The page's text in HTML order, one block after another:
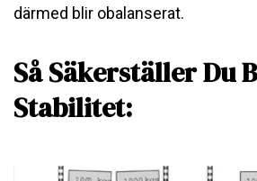
därmed blir obalanserat.
Så Säkerställer Du
Stabilitet: